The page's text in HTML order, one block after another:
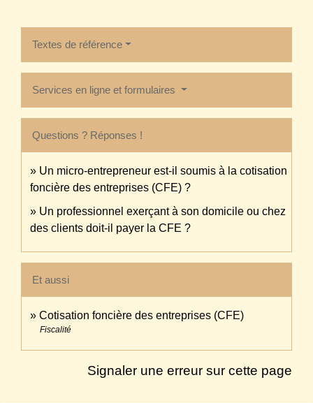
Textes de référence
Services en ligne et formulaires
Questions ? Réponses !
Un micro-entrepreneur est-il soumis à la cotisation
foncière des entreprises (CFE) ?
Un professionnel exerçant à son domicile ou chez
des clients doit-il payer la CFE ?
Et aussi
Cotisation foncière des entreprises (CFE)
Fiscalité
Signaler une erreur sur cette page